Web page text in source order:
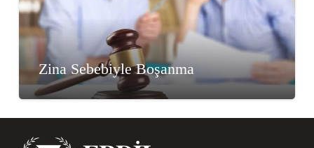
Zina Sebebiyle Boşanma